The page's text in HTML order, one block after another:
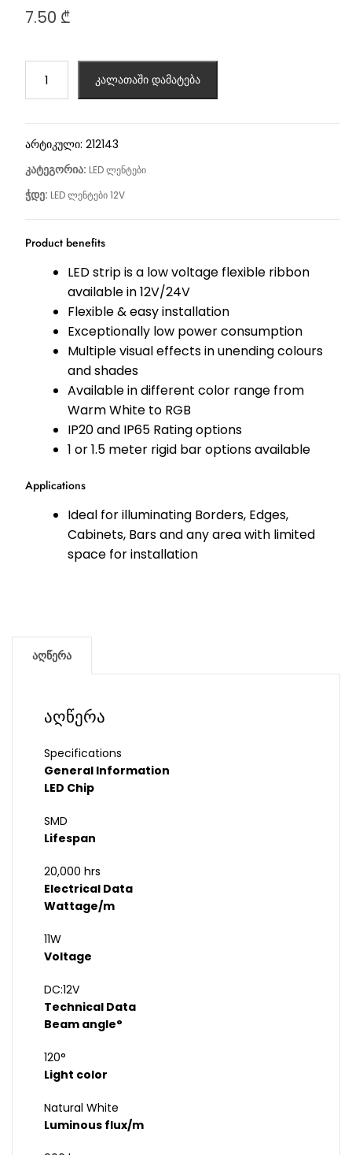
7.50 ₾
კალათაში დამატება
არტიკული: 212143
კატეგორია: LED ლენტები
ჭდე: LED ლენტები 12V
Product benefits
LED strip is a low voltage flexible ribbon
available in 12V/24V
Flexible & easy installation
Exceptionally low power consumption
Multiple visual effects in unending colours
and shades
Available in different color range from
Warm White to RGB
IP20 and IP65 Rating options
1 or 1.5 meter rigid bar options available
Applications
Ideal for illuminating Borders, Edges,
Cabinets, Bars and any area with limited
space for installation
აღწერა
აღწერა
Specifications
General Information
LED Chip
SMD
Lifespan
20,000 hrs
Electrical Data
Wattage/m
11W
Voltage
DC:12V
Technical Data
Beam angle°
120°
Light color
Natural White
Luminous flux/m